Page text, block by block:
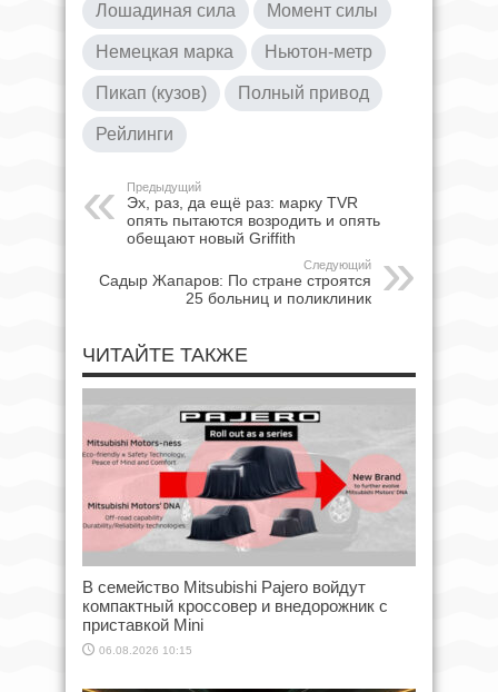
Лошадиная сила Момент силы
Немецкая марка Ньютон-метр
Пикап (кузов) Полный привод
Рейлинги
Предыдущий
Эх, раз, да ещё раз: марку TVR
опять пытаются возродить и опять
обещают новый Griffith
Следующий
Садыр Жапаров: По стране строятся
25 больниц и поликлиник
ЧИТАЙТЕ ТАКЖЕ
В семейство Mitsubishi Pajero войдут
компактный кроссовер и внедорожник с
приставкой Mini
06.08.2026 10:15